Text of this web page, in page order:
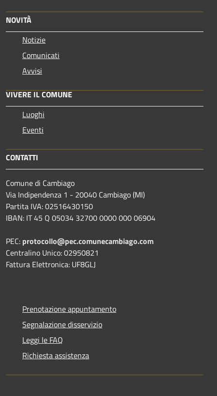
NOVITÀ
Notizie
Comunicati
Avvisi
VIVERE IL COMUNE
Luoghi
Eventi
CONTATTI
Comune di Cambiago
Via Indipendenza 1 - 20040 Cambiago (MI)
Partita IVA: 02516430150
IBAN: IT 45 Q 05034 32700 0000 000 06904
PEC: protocollo@pec.comunecambiago.com
Centralino Unico: 02950821
Fattura Elettronica: UF8GLJ
Prenotazione appuntamento
Segnalazione disservizio
Leggi le FAQ
Richiesta assistenza